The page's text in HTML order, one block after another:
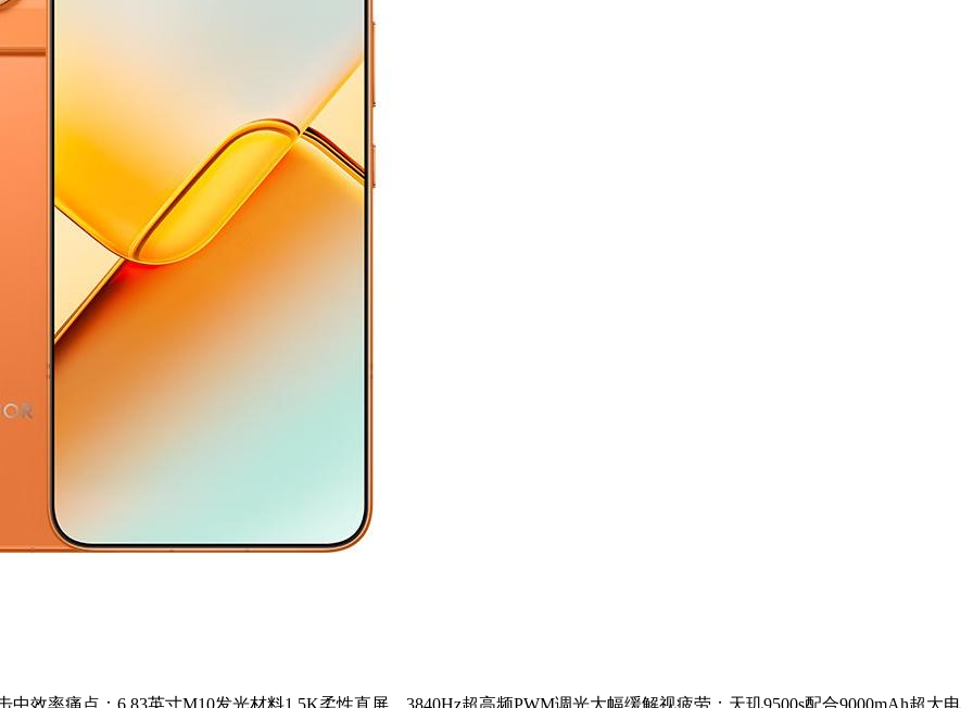
中效率痛点：6.83英寸M10发光材料1.5K柔性直屏，3840Hz超高频PWM调光大幅缓解视疲劳；天玑9500s配合9000mAh超大电